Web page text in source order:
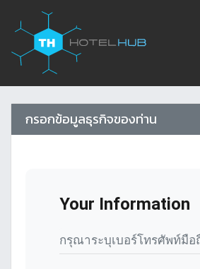
กรอกข้อมูลธุรกิจของท่าน
Your Information